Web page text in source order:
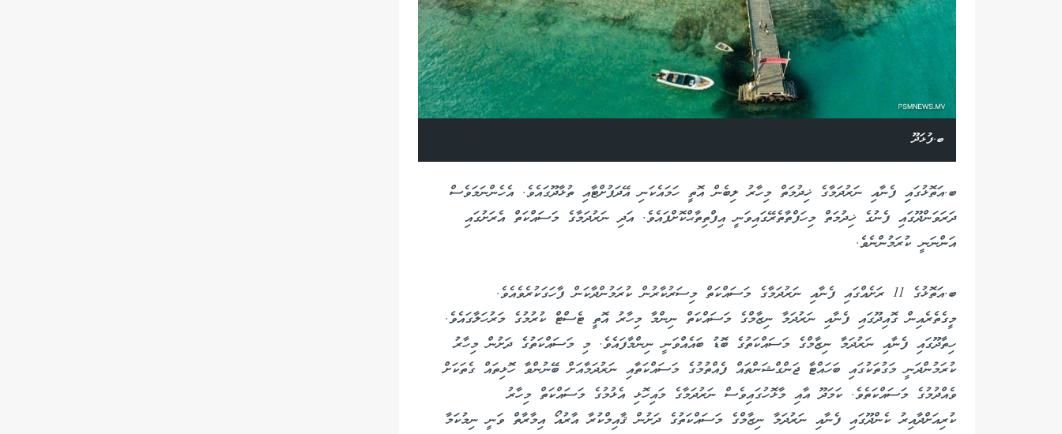
ބ.ފުޅަދޫ
ބ.އަތޮޅުގައިި ފެނާއި ނަރުދަމާގެ ޚިދުމަތް މިހާރު ލިބެން އޮތީ ހަމައެކަނި އޭދަފުށްޓާއި ތުޅާދޫގައެވެ. އެހެންނަމަވެސް
ދަރަވަންދޫގައި ފެނުގެ ޚިދުމަތް މިހަފްތާތެރޭގައިވަނީ އިފްތިތާޙްކޮށްފައެވެ. އަދި ނަރުދަމާގެ މަސައްކަތް އެރަށުގައި
އަންނަނީ ކުރަމުންނެވެ.
ބ.އަތޮޅުގެ 11 ރަށެއްގައި ފެނާއި ނަރުދަމާގެ މަސައްކަތް މިސަރުކާރުން ކުރަމުންދާކަން ފާހަގަކުރެވެއެވެ.
މީގެތެރެއިން ގޮއިދޫގައި ފެނާއި ނަރުދަމާ ނިޒާމްގެ މަސައްކަތް ނިންމާ މިހާރު އޮތީ ޓެސްޓް ކުރުމުގެ މަރުހަލާގައެވެ.
ހިތާދޫގައި ފެނާއި ނަރުދަމާ ނިޒާމްގެ މަސައްކަތުގެ ބޮޑު ބައެއްވަނީ ނިންމާފައެވެ. މި މަސައްކަތުގެ ދަށުން މިހާރު
ކުރަމުންދަނީ މަގުތަކުގައި ބަހައްޓާ ޖަންގްޝަންތައް ފެއްތުމުގެ މަސައްކަތާއި ނަރުދަމާއަށް ބޭނުންވާ ހޮޅިތައް ގެތަކަށް
ވެއްދުމުގެ މަސައްކަތެވެ. ކަމަދޫ އާއި މާޅޮހުގައިވެސް ނަރުދަމާގެ މައިހޮޅި އެޅުމުގެ މަސައްކަތް މިހާރު
ކުރިއަށްދާއިރު ކެންދޫގައި ފެނާއި ނަރުދަމާ ނިޒާމްގެ މަސައްކަތުގެ ދަށުން ޤާއިމްކުރާ އާރުއޯ އިމާރާތް ވަނީ ނިމުކަމާ